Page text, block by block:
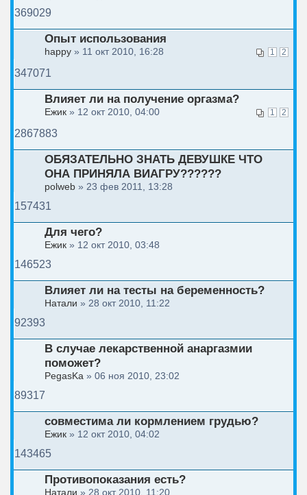
369029
Опыт использования
1 2
happy » 11 окт 2010, 16:28
347071
Влияет ли на получение оргазма?
1 2
Ежик » 12 окт 2010, 04:00
2867883
ОБЯЗАТЕЛЬНО ЗНАТЬ ДЕВУШКЕ ЧТО
ОНА ПРИНЯЛА ВИАГРУ??????
polweb » 23 фев 2011, 13:28
157431
Для чего?
Ежик » 12 окт 2010, 03:48
146523
Влияет ли на тесты на беременность?
Натали » 28 окт 2010, 11:22
92393
В случае лекарственной анаргазмии
поможет?
PegasKa » 06 ноя 2010, 23:02
89317
совместима ли кормлением грудью?
Ежик » 12 окт 2010, 04:02
143465
Противопоказания есть?
Натали » 28 окт 2010, 11:20